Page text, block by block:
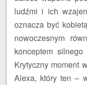
ludźmi i ich
oznacza być
nowoczesnym
konceptem
Krytyczny moment
Alexa, który ten –